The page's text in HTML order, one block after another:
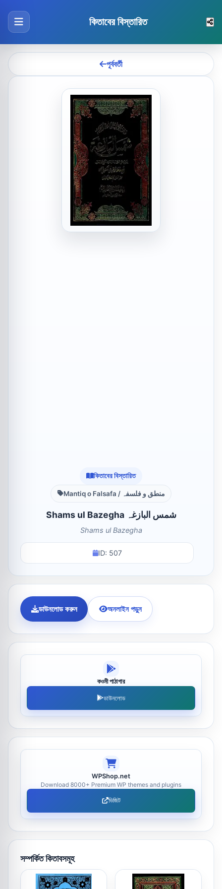
কিতাবের বিস্তারিত
পূর্ববর্তী
কিতাবের বিস্তারিত
Mantiq o Falsafa / منطق و فلسفہ
Shams ul Bazegha شمس البازغہ
Shams ul Bazegha
ID: 507
ডাউনলোড করুন অনলাইন পড়ুন
কওমী পাঠাগার
ডাউনলোড
WPShop.net
Download 8000+ Premium WP themes and plugins
ভিজিট
সম্পর্কিত কিতাবসমূহ